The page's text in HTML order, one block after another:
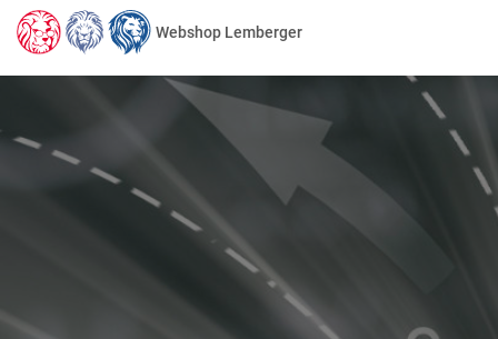
Webshop Lemberger